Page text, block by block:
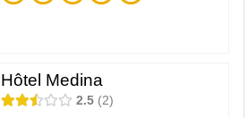
Hôtel Medina
2.5
2